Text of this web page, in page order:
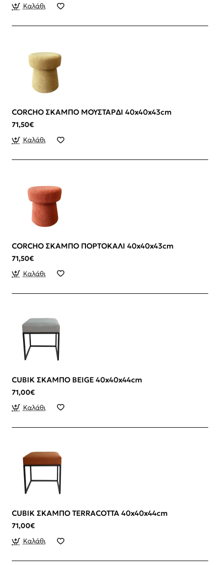
Καλάθι
CORCHO ΣΚΑΜΠΟ ΜΟΥΣΤΑΡΔΙ 40x40x43cm
71,50€
Καλάθι
CORCHO ΣΚΑΜΠΟ ΠΟΡΤΟΚΑΛΙ 40x40x43cm
71,50€
Καλάθι
CUBIK ΣΚΑΜΠΟ BEIGE 40x40x44cm
71,00€
Καλάθι
CUBIK ΣΚΑΜΠΟ TERRACOTTA 40x40x44cm
71,00€
Καλάθι